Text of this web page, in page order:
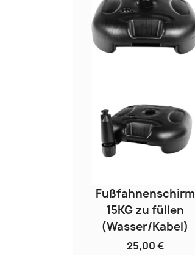
Fußfahnenschirm
15KG zu füllen
(Wasser/Kabel)
25,00 €